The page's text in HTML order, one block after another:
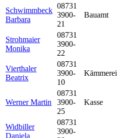
Schwimmbeck
Barbara
08731
3900-
21
Bauamt
Strohmaier
Monika
08731
3900-
22
Vierthaler
Beatrix
08731
3900-
10
Kämmerei
Werner Martin
08731
3900-
25
Kasse
Widbiller
Daniela
08731
3900-